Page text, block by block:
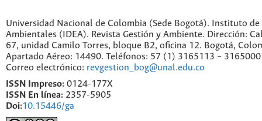
Universidad Nacional de Colombia (Sede Bogotá). Instituto de
Ambientales (IDEA). Revista Gestión y Ambiente. Dirección:
67, unidad Camilo Torres, bloque B2, oficina 12. Bogotá,
Apartado Aéreo: 14490. Teléfonos: 57 (1) 3165113 –
Correo electrónico: revgestion_bog@unal.edu.co
ISSN Impreso: 0124-177X
ISSN En línea: 2357-5905
Doi:10.15446/ga